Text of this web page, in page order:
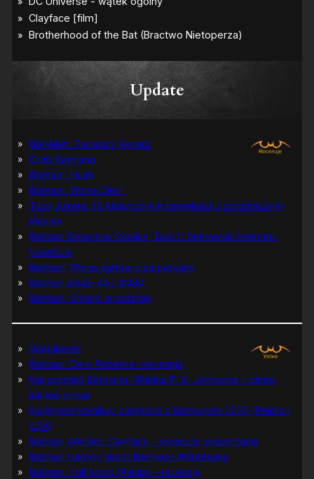
Update
Bat-Man: Pierwszy Rycerz
Grób Batmana
Batman: Hush
Batman: Wojna Cieni
Tuzy Jokera: 13 klasycznych opowieści o zbrodniczym
klaunie
Batman Detective Comics, Tom 1: Gothamski Nokturn:
Uwertura
Batman: Wojna żartów z zagadkami
Batman #445-447, #480
Batman: Śmierć w rodzinie
Wątpliwość
Batman: Dark Patterns – recenzja
Nie prześpij Batmana i Robina P. K. Johnsona + zimny
jak lód bonus
Najlepsze komiksy związane z Batmanem 2025 (Polska i
USA)
Batman Arkham: Clayface – recenzja, prezentacja
Batman i ukryty skarb Berniego Wrightsona
Batman: Full Moon (Pełnia) – recenzja